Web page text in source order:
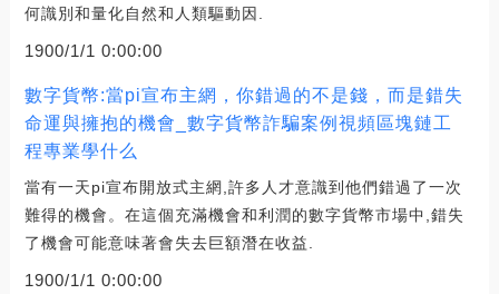
何識別和量化自然和人類驅動因.
1900/1/1 0:00:00
數字貨幣:當pi宣布主網，你錯過的不是錢，而是錯失
命運與擁抱的機會_數字貨幣詐騙案例視頻區塊鏈工
程專業學什么
當有一天pi宣布開放式主網,許多人才意識到他們錯過了一次
難得的機會。在這個充滿機會和利潤的數字貨幣市場中,錯失
了機會可能意味著會失去巨額潛在收益.
1900/1/1 0:00:00